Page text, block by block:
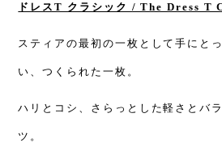
ドレスT クラシック / The Dress T
スティアの最初の一枚として手にと
い、つくられた一枚。
ハリとコシ、さらっとした軽さとバ
ツ。